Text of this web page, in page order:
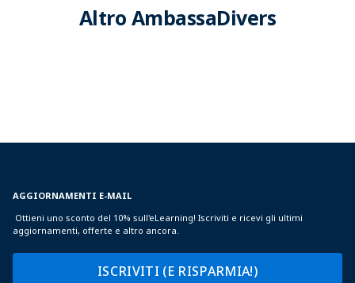
Altro AmbassaDivers
AGGIORNAMENTI E-MAIL
Ottieni uno sconto del 10% sull'eLearning! Iscriviti e ricevi gli ultimi
aggiornamenti, offerte e altro ancora.
ISCRIVITI (E RISPARMIA!)